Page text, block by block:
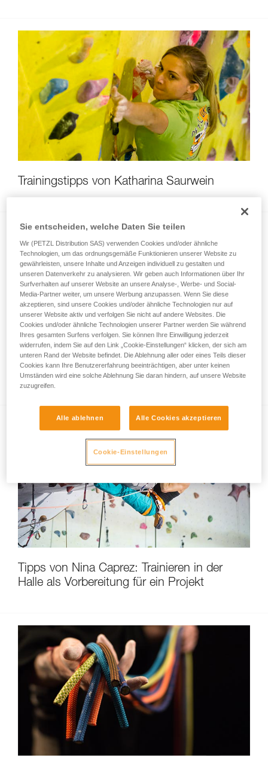
Trainingstipps von Katharina Saurwein
Trainingstipps von Jorg Verhoeven
Tipps von Nina Caprez: Trainieren in der
Halle als Vorbereitung für ein Projekt
Sie entscheiden, welche Daten Sie teilen
Wir (PETZL Distribution SAS) verwenden Cookies und/oder ähnliche
Technologien, um das ordnungsgemäße Funktionieren unserer Website zu
gewährleisten, unsere Inhalte und Anzeigen individuell zu gestalten und
unseren Datenverkehr zu analysieren. Wir geben auch Informationen über Ihr
Surfverhalten auf unserer Website an unsere Analyse-, Werbe- und Social-
Media-Partner weiter, um unsere Werbung anzupassen. Wenn Sie diese
akzeptieren, sind unsere Cookies und/oder ähnliche Technologien nur auf
unserer Website aktiv und verfolgen Sie nicht auf andere Websites. Die
Cookies und/oder ähnliche Technologien unserer Partner werden Sie während
Ihres gesamten Surfens verfolgen. Sie können Ihre Einwilligung jederzeit
widerrufen, indem Sie auf den Link „Cookie-Einstellungen“ klicken, der sich am
unteren Rand der Website befindet. Die Ablehnung aller oder eines Teils dieser
Cookies kann Ihre Benutzererfahrung beeinträchtigen, aber unter keinen
Umständen wird eine solche Ablehnung Sie daran hindern, auf unsere Website
zuzugreifen.
Alle ablehnen Alle Cookies akzeptieren
Cookie-Einstellungen